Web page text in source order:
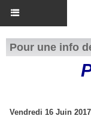
Pour une info
Vendredi 16 Juin 2017